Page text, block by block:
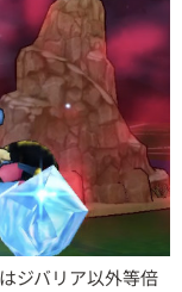
ジバリア以外等倍